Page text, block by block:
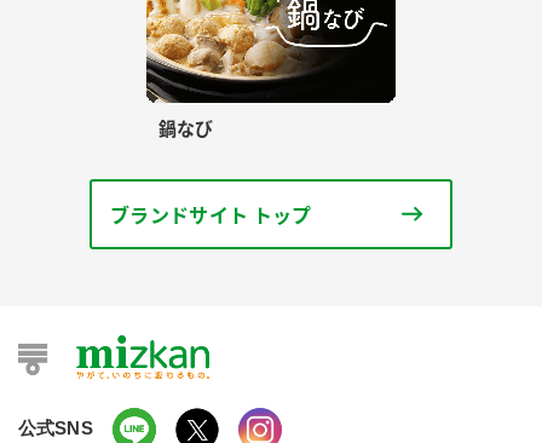
鍋なび
ブランドサイト トップ
公式SNS